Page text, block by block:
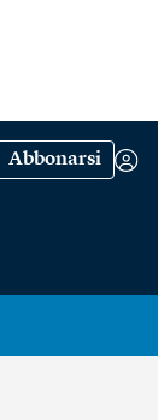
Abbonarsi